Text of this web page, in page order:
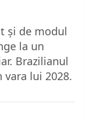
și de modul
la un
Brazilianul
lui 2028.